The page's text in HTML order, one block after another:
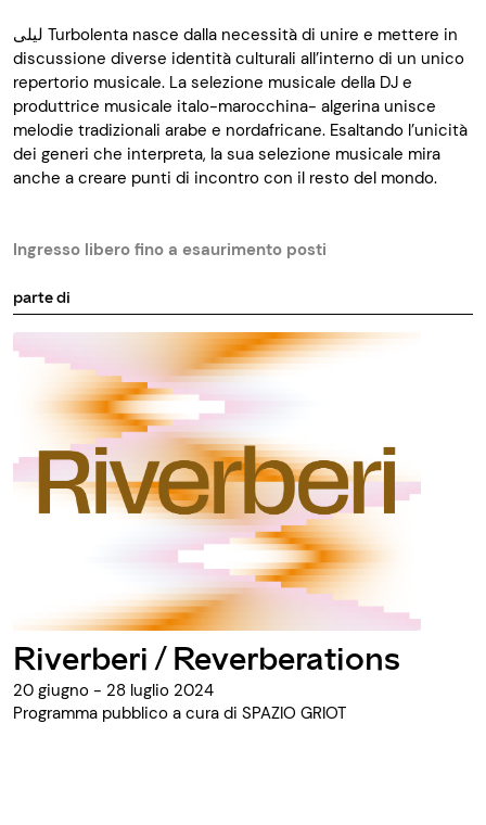
ليلى Turbolenta nasce dalla necessità di unire e mettere in
discussione diverse identità culturali all’interno di un unico
repertorio musicale. La selezione musicale della DJ e
produttrice musicale italo-marocchina- algerina unisce
melodie tradizionali arabe e nordafricane. Esaltando l’unicità
dei generi che interpreta, la sua selezione musicale mira
anche a creare punti di incontro con il resto del mondo.
Ingresso libero fino a esaurimento posti
parte di
Riverberi / Reverberations
20 giugno - 28 luglio 2024
Programma pubblico a cura di SPAZIO GRIOT